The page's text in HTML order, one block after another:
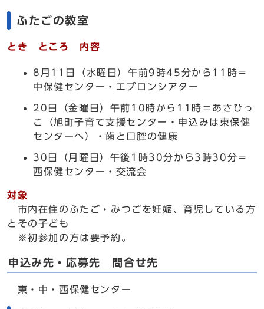
ふたごの教室
とき ところ 内容
8月11日（水曜日）午前9時45分から11時＝
中保健センター・エプロンシアター
20日（金曜日）午前10時から11時＝あさひっ
こ（旭町子育て支援センター・申込みは東保健
センターへ）・歯と口腔の健康
30日（月曜日）午後1時30分から3時30分＝
西保健センター・交流会
対象
市内在住のふたご・みつごを妊娠、育児している方
とその子ども
※初参加の方は要予約。
申込み先・応募先 問合せ先
東・中・西保健センター